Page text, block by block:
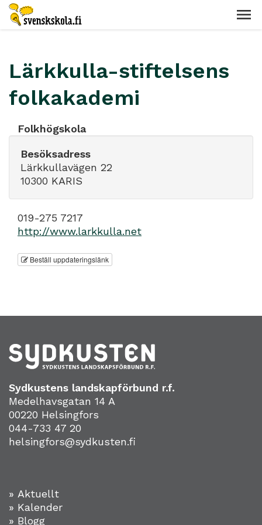
Lärkkulla-stiftelsens
folkakademi
Folkhögskola
Besöksadress
Lärkkullavägen 22
10300 KARIS
019-275 7217
http://www.larkkulla.net
Beställ uppdateringslänk
Sydkustens landskapförbund r.f.
Medelhavsgatan 14 A
00220 Helsingfors
044-733 47 20
helsingfors@sydkusten.fi
» Aktuellt
» Kalender
» Blogg